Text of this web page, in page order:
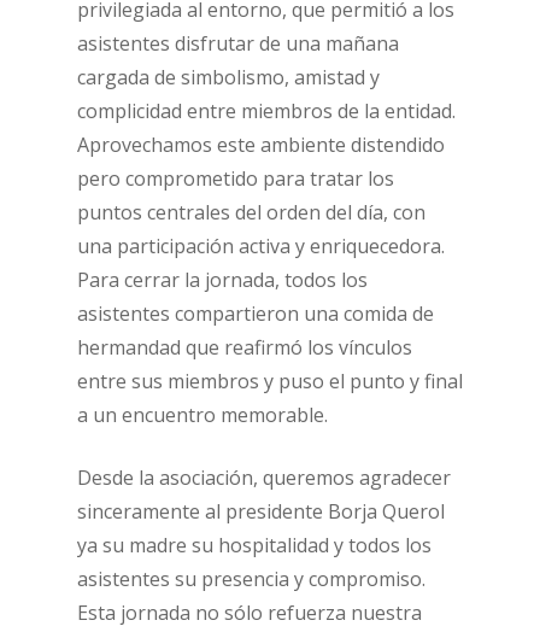
privilegiada al entorno, que permitió a los
asistentes disfrutar de una mañana
cargada de simbolismo, amistad y
complicidad entre miembros de la entidad.
Aprovechamos este ambiente distendido
pero comprometido para tratar los
puntos centrales del orden del día, con
una participación activa y enriquecedora.
Para cerrar la jornada, todos los
asistentes compartieron una comida de
hermandad que reafirmó los vínculos
entre sus miembros y puso el punto y final
a un encuentro memorable.
Desde la asociación, queremos agradecer
sinceramente al presidente Borja Querol
ya su madre su hospitalidad y todos los
asistentes su presencia y compromiso.
Esta jornada no sólo refuerza nuestra